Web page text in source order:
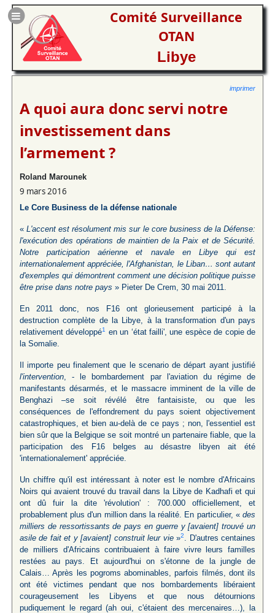
Comité Surveillance
OTAN
Libye
imprimer
A quoi aura donc servi notre
investissement dans
l’armement ?
Roland Marounek
9 mars 2016
Le Core Business de la défense nationale
«L'accent est résolument mis sur le core business de la Défense:
l'exécution des opérations de maintien de la Paix et de Sécurité.
Notre participation aérienne et navale en Libye qui est
internationalement appréciée, l'Afghanistan, le Liban… sont autant
d'exemples qui démontrent comment une décision politique puisse
être prise dans notre pays » Pieter De Crem, 30 mai 2011.
En 2011 donc, nos F16 ont glorieusement participé à la
destruction complète de la Libye, à la transformation d'un pays
relativement développé1
en un ‘état failli', une espèce de copie de
la Somalie.
Il importe peu finalement que le scenario de départ ayant justifié
l'intervention, - le bombardement par l'aviation du régime de
manifestants désarmés, et le massacre imminent de la ville de
Benghazi –se soit révélé être fantaisiste, ou que les
conséquences de l'effondrement du pays soient objectivement
catastrophiques, et bien au-delà de ce pays ; non, l'essentiel est
bien sûr que la Belgique se soit montré un partenaire fiable, que la
participation des F16 belges au désastre libyen ait été
'internationalement' appréciée.
Un chiffre qu'il est intéressant à noter est le nombre d'Africains
Noirs qui avaient trouvé du travail dans la Libye de Kadhafi et qui
ont dû fuir la dite 'révolution' : 700.000 officiellement, et
probablement plus d'un million dans la réalité. En particulier, « des
milliers de ressortissants de pays en guerre y [avaient] trouvé un
asile de fait et y [avaient] construit leur vie»2. D'autres centaines
de milliers d'Africains contribuaient à faire vivre leurs familles
restées au pays. Et aujourd'hui on s'étonne de la jungle de
Calais… Après les pogroms abominables, parfois filmés, dont ils
ont été victimes pendant que nos bombardements libéraient
courageusement les Libyens et que nous détournions
pudiquement le regard (ah oui, c'étaient des mercenaires…), la